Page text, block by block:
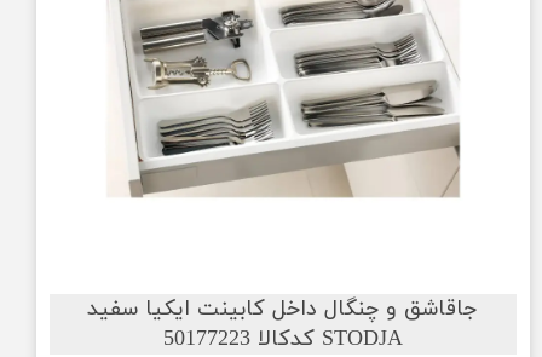
جاقاشق و چنگال داخل کابینت ایکیا سفید
STODJA کدکالا 50177223